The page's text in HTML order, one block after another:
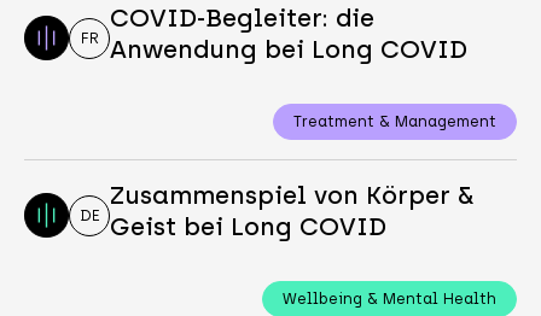
FR
COVID-Begleiter: die
Anwendung bei Long COVID
Treatment & Management
DE
Zusammenspiel von Körper &
Geist bei Long COVID
Wellbeing & Mental Health